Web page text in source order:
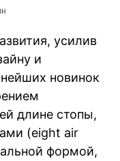
усилив
и
новинок
длине стопы,
(eight air
формой,